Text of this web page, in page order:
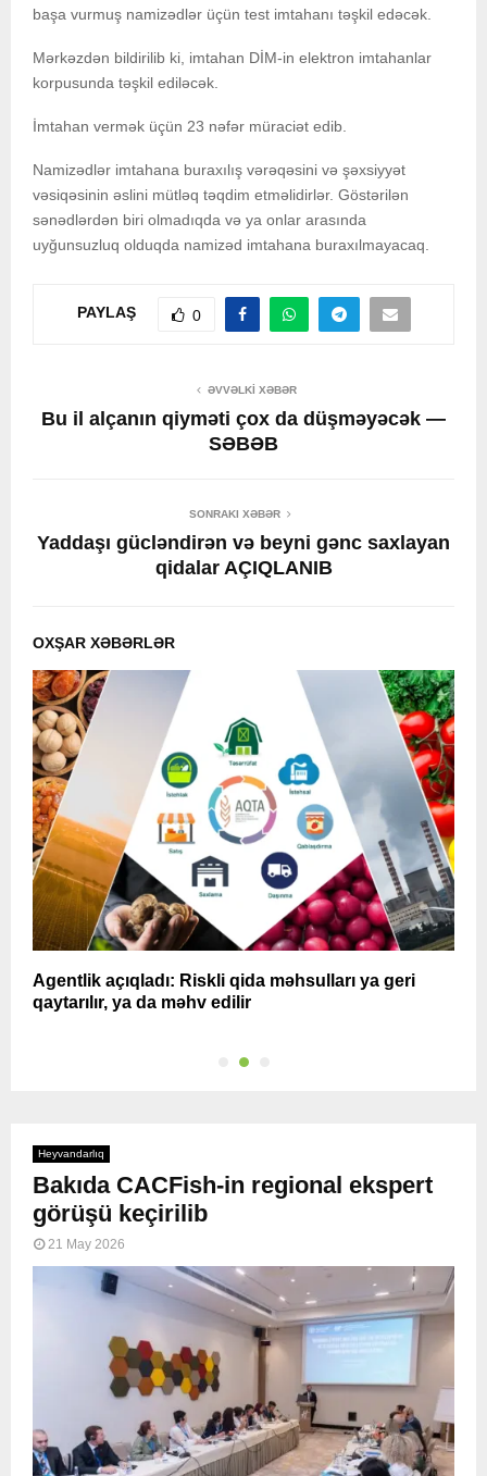
başa vurmuş namizədlər üçün test imtahanı təşkil edəcək.
Mərkəzdən bildirilib ki, imtahan DİM-in elektron imtahanlar
korpusunda təşkil ediləcək.
İmtahan vermək üçün 23 nəfər müraciət edib.
Namizədlər imtahana buraxılış vərəqəsini və şəxsiyyət
vəsiqəsinin əslini mütləq təqdim etməlidirlər. Göstərilən
sənədlərdən biri olmadıqda və ya onlar arasında
uyğunsuzluq olduqda namizəd imtahana buraxılmayacaq.
PAYLAŞ 0
ƏVVƏLKI XƏBƏR
Bu il alçanın qiyməti çox da düşməyəcək —
SƏBƏB
SONRAKI XƏBƏR
Yaddaşı gücləndirən və beyni gənc saxlayan
qidalar AÇIQLANIB
OXŞAR XƏBƏRLƏR
Agentlik açıqladı: Riskli qida məhsulları ya geri
qaytarılır, ya da məhv edilir
Heyvandarlıq
Bakıda CACFish-in regional ekspert
görüşü keçirilib
21 May 2026